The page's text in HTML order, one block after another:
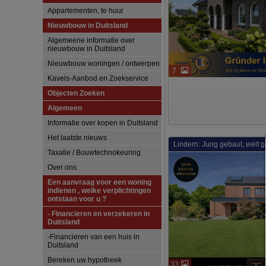
Appartementen, te huur
Nieuwbouw in Duitsland
Algemeene informatie over
nieuwbouw in Duitsland
Nieuwbouw woningen / ontwerpen
Kavels-Aanbod en Zoekservice
Objecten Zoeken
Algemeen
Informatie over kopen in Duitsland
Het laatste nieuws
Taxatie / Bouwtechnokeuring
Over ons
Een aanvraag voor een woning
indienen , welke verplichtingen
ontstaan voor u ?
- Financieren en verzekeren in
Duitsland
-Financieren van een huis in
Duitsland
Bereken uw hypotheek
7
Lindern: Jung gebaut, weit
33